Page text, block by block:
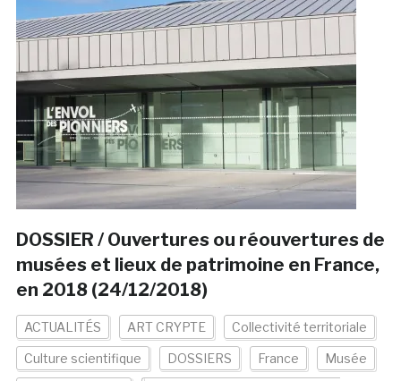
DOSSIER / Ouvertures ou réouvertures de
musées et lieux de patrimoine en France,
en 2018 (24/12/2018)
ACTUALITÉS ART CRYPTE Collectivité territoriale
Culture scientifique DOSSIERS France Musée